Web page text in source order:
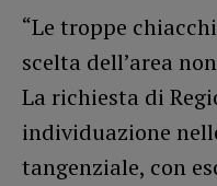
“Le troppe
scelta dell’area
‎La richiesta di
individuazione
tangenziale, con